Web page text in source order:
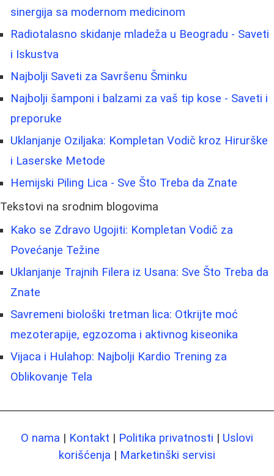
sinergija sa modernom medicinom
Radiotalasno skidanje mladeža u Beogradu - Saveti
i Iskustva
Najbolji Saveti za Savršenu Šminku
Najbolji šamponi i balzami za vaš tip kose - Saveti i
preporuke
Uklanjanje Oziljaka: Kompletan Vodič kroz Hirurške
i Laserske Metode
Hemijski Piling Lica - Sve Što Treba da Znate
Tekstovi na srodnim blogovima
Kako se Zdravo Ugojiti: Kompletan Vodič za
Povećanje Težine
Uklanjanje Trajnih Filerа iz Usana: Sve Što Treba da
Znate
Savremeni biološki tretman lica: Otkrijte moć
mezoterapije, egzozoma i aktivnog kiseonika
Vijaca i Hulahop: Najbolji Kardio Trening za
Oblikovanje Tela
O nama | Kontakt | Politika privatnosti | Uslovi
korišćenja | Marketinški servisi